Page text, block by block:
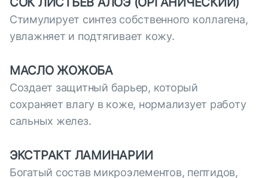
Стимулирует синтез собственного коллагена,
увлажняет и подтягивает кожу.
МАСЛО ЖОЖОБА
Создает защитный барьер, который
сохраняет влагу в коже, нормализует работу
сальных желез.
ЭКСТРАКТ ЛАМИНАРИИ
Богатый состав микроэлементов, пептидов,